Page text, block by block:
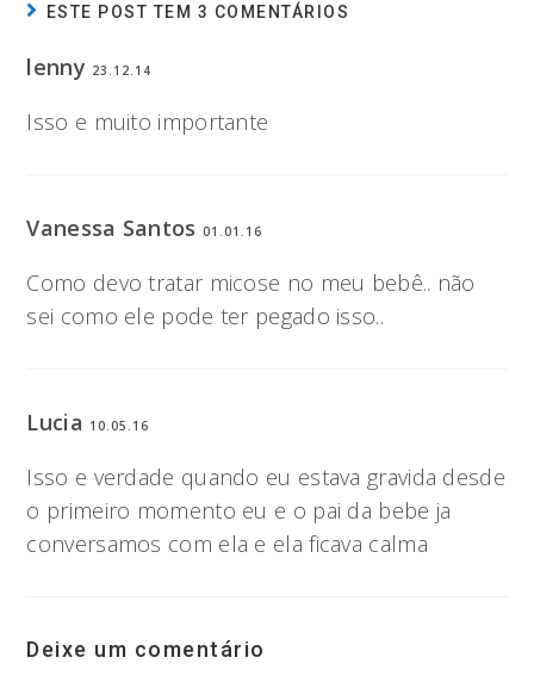
ESTE POST TEM 3 COMENTÁRIOS
lenny 23.12.14
Isso e muito importante
Vanessa Santos 01.01.16
Como devo tratar micose no meu bebê.. não
sei como ele pode ter pegado isso..
Lucia 10.05.16
Isso e verdade quando eu estava gravida desde
o primeiro momento eu e o pai da bebe ja
conversamos com ela e ela ficava calma
Deixe um comentário